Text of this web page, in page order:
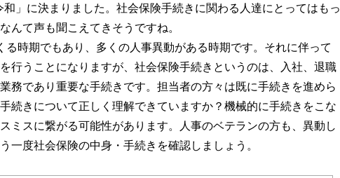
」に決まりました。社会保険手続きに関わる人達にとってはもっ
んて声も聞こえてきそうですね。
時期でもあり、多くの人事異動がある時期です。それに伴って
行うことになりますが、社会保険手続きというのは、入社、退職
務であり重要な手続きです。担当者の方々は既に手続きを進めら
続きについて正しく理解できていますか？機械的に手続きをこな
ミスに繋がる可能性があります。人事のベテランの方も、異動し
一度社会保険の中身・手続きを確認しましょう。